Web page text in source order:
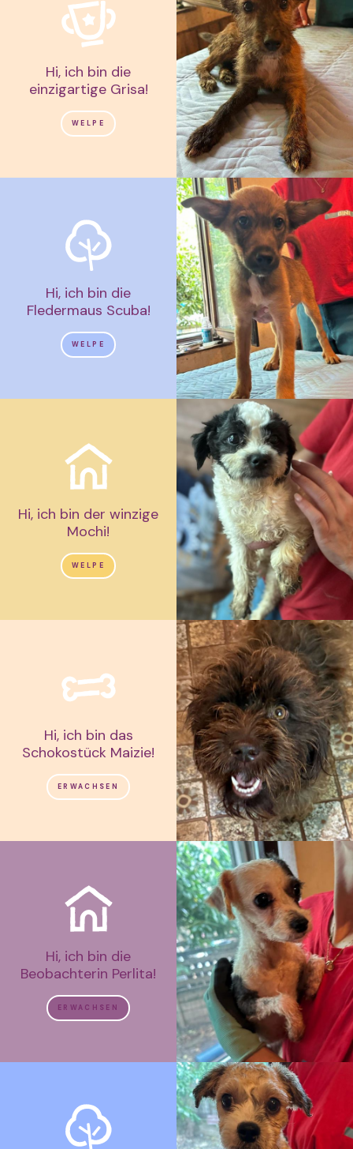
Hi, ich bin die
einzigartige Grisa!
WELPE
Hi, ich bin die
Fledermaus Scuba!
WELPE
Hi, ich bin der winzige
Mochi!
WELPE
Hi, ich bin das
Schokostück Maizie!
ERWACHSEN
Hi, ich bin die
Beobachterin Perlita!
ERWACHSEN